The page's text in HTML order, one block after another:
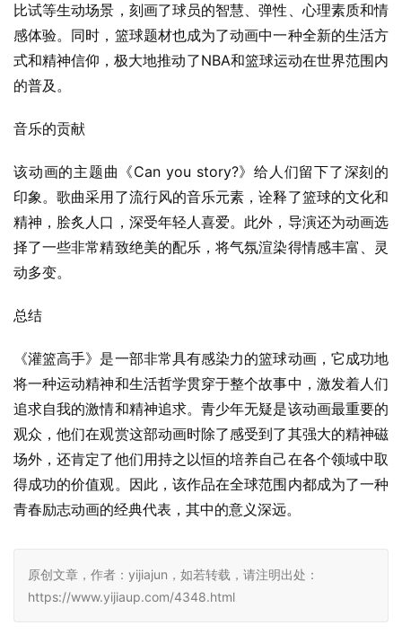
比试等生动场景，刻画了球员的智慧、弹性、心理素质和情
感体验。同时，篮球题材也成为了动画中一种全新的生活方
式和精神信仰，极大地推动了NBA和篮球运动在世界范围内
的普及。
音乐的贡献
该动画的主题曲《Can you story?》给人们留下了深刻的
印象。歌曲采用了流行风的音乐元素，诠释了篮球的文化和
精神，脍炙人口，深受年轻人喜爱。此外，导演还为动画选
择了一些非常精致绝美的配乐，将气氛渲染得情感丰富、灵
动多变。
总结
《灌篮高手》是一部非常具有感染力的篮球动画，它成功地
将一种运动精神和生活哲学贯穿于整个故事中，激发着人们
追求自我的激情和精神追求。青少年无疑是该动画最重要的
观众，他们在观赏这部动画时除了感受到了其强大的精神磁
场外，还肯定了他们用持之以恒的培养自己在各个领域中取
得成功的价值观。因此，该作品在全球范围内都成为了一种
青春励志动画的经典代表，其中的意义深远。
原创文章，作者：yijiajun，如若转载，请注明出处：
https://www.yijiaup.com/4348.html